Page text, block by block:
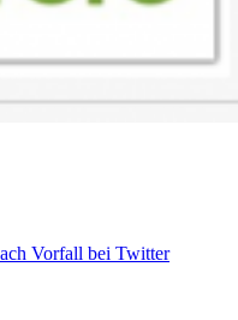
Vorfall bei Twitter